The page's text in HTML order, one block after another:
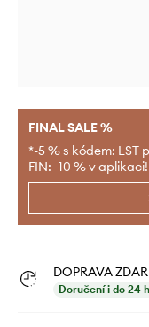
FINAL SALE %
*-5 % s kódem: LST
FIN: -10 % v aplikaci!
DOPRAVA
Doručení i do 24